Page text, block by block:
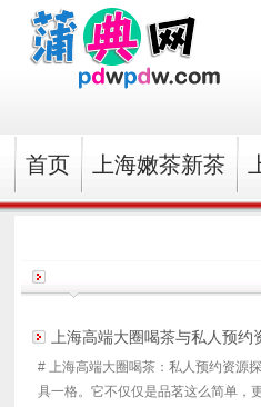
首页 上海嫩茶新茶
上海高端大圈喝茶与私人预约
# 上海高端大圈喝茶：私人预约资源
具一格。它不仅仅是品茗这么简单，